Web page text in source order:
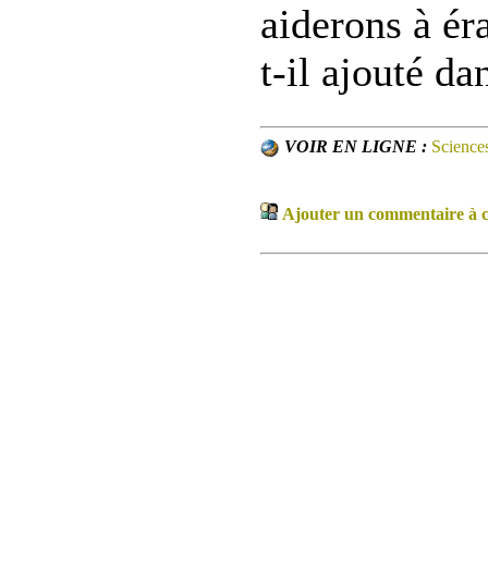
aiderons à
t-il ajouté
VOIR EN LIGNE :
Ajouter un commentaire à